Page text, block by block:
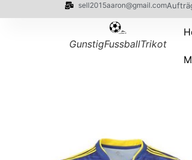
sell2015aaron@gmail.com
GunstigFussballTrikot